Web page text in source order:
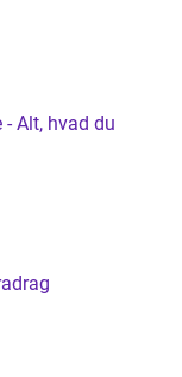
- Alt, hvad du